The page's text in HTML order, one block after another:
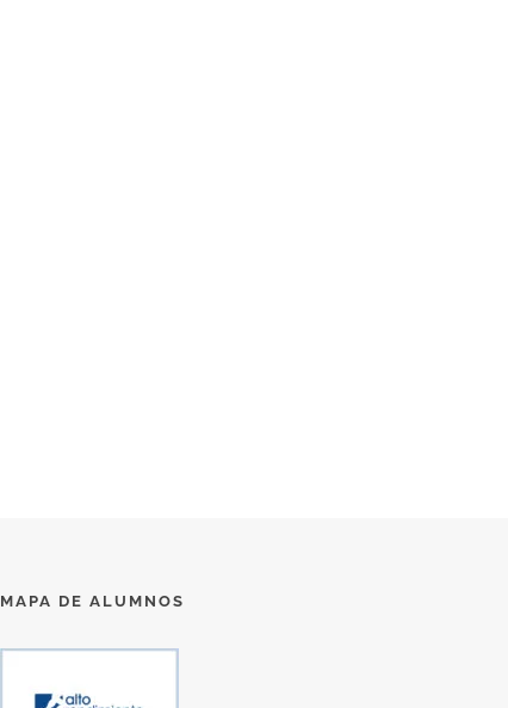
MAPA DE ALUMNOS